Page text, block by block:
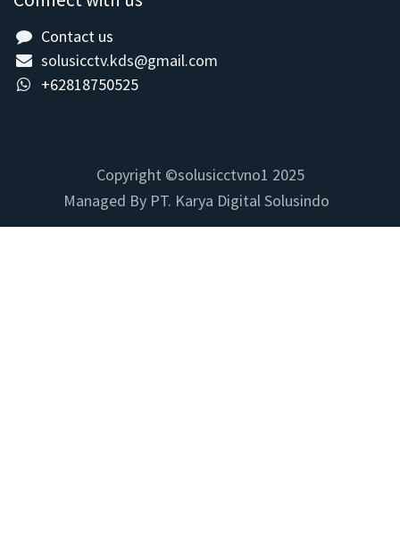
Contact us
solusicctv.kds@gmail.com
+62818750525
Copyright ©solusicctvno1 2025
Managed By PT. Karya Digital Solusindo